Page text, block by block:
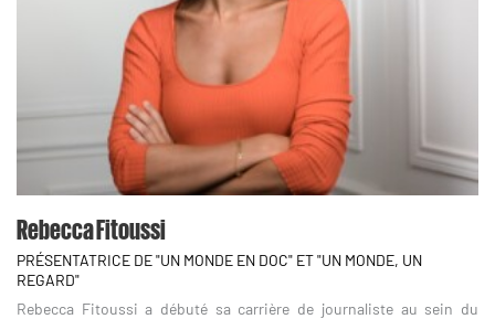
Rebecca Fitoussi
PRÉSENTATRICE DE "UN MONDE EN DOC" ET "UN MONDE, UN
REGARD"
Rebecca Fitoussi a débuté sa carrière de journaliste au sein du